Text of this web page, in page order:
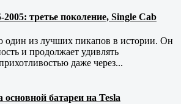
третье поколение, Single Cab
один из лучших пикапов в истории. Он
и продолжает удивлять
даже через...
батареи на Tesla